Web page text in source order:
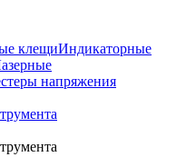
клещиИндикаторные
напряжения